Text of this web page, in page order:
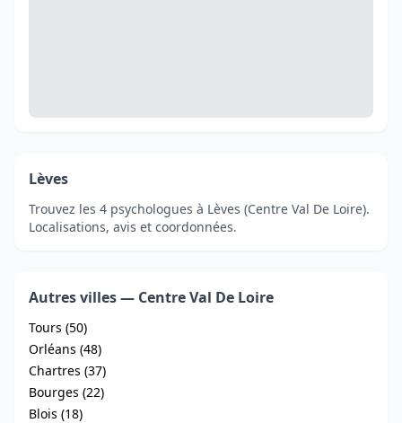
Lèves
Trouvez les 4 psychologues à Lèves (Centre Val De Loire).
Localisations, avis et coordonnées.
Autres villes — Centre Val De Loire
Tours (50)
Orléans (48)
Chartres (37)
Bourges (22)
Blois (18)